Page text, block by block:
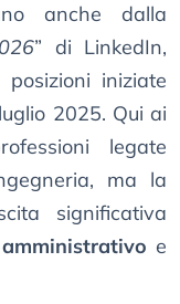
anche dalla
” di LinkedIn,
iniziate
2025. Qui ai
legate
ma la
significativa
amministrativo e